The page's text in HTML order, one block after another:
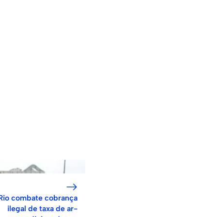
combate cobrança
ilegal de taxa de ar-